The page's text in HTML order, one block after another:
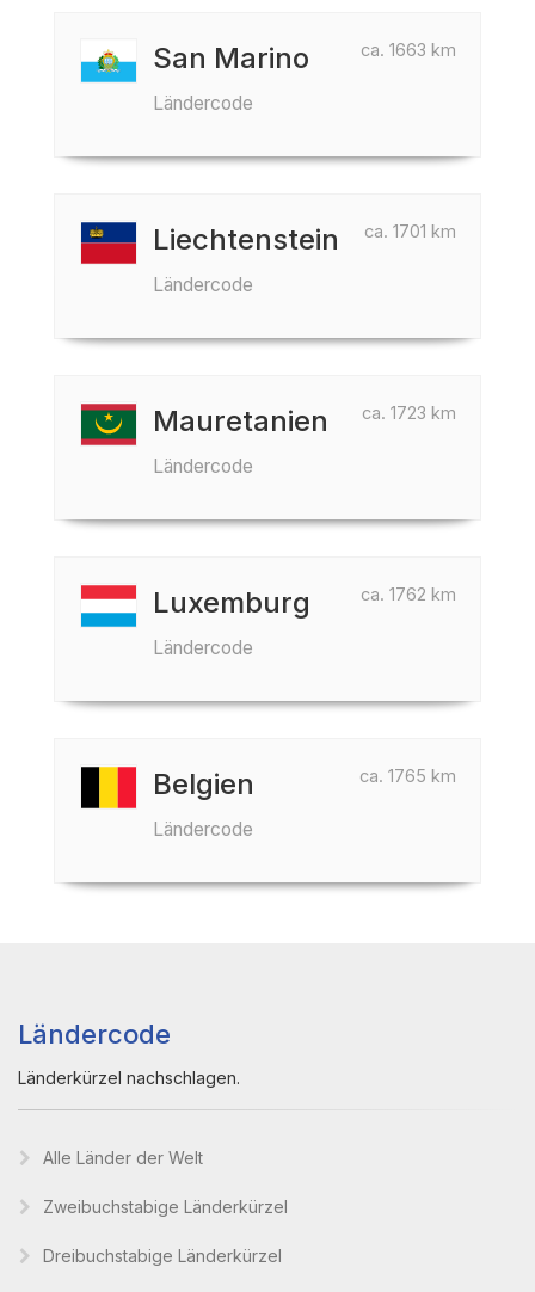
ca. 1663 km
San Marino
Ländercode
ca. 1701 km
Liechtenstein
Ländercode
ca. 1723 km
Mauretanien
Ländercode
ca. 1762 km
Luxemburg
Ländercode
ca. 1765 km
Belgien
Ländercode
Ländercode
Länderkürzel nachschlagen.
Alle Länder der Welt
Zweibuchstabige Länderkürzel
Dreibuchstabige Länderkürzel